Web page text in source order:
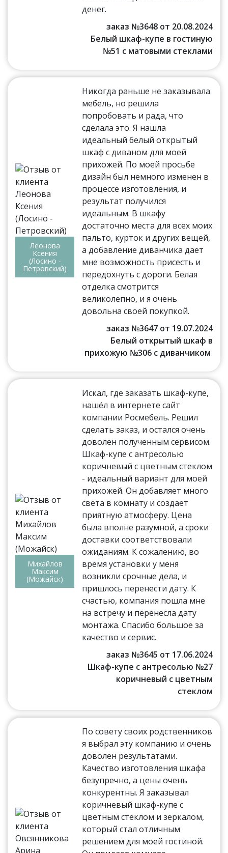
денег.
заказ №3648 от 20.08.2024
Белый шкаф-купе в гостиную
№51 с матовыми стеклами
Леонова
Ксения
(Лосино -
Петровский)
Никогда раньше не заказывала
мебель, но решила
попробовать и рада, что
сделала это. Я нашла
идеальный белый открытый
шкаф с диваном для моей
прихожей. По моей просьбе
дизайн был немного изменен в
процессе изготовления, и
результат получился
идеальным. В шкафу
достаточно места для всех моих
пальто, курток и других вещей,
а добавление диванчика дает
мне возможность присесть и
передохнуть с дороги. Белая
отделка смотрится
великолепно, и я очень
довольна своей покупкой.
заказ №3647 от 19.07.2024
Белый открытый шкаф в
прихожую №306 с диванчиком
Михайлов
Максим
(Можайск)
Искал, где заказать шкаф-купе,
нашёл в интернете сайт
компании Росмебель. Решил
сделать заказ, и остался очень
доволен полученным сервисом.
Шкаф-купе с антресолью
коричневый с цветным стеклом
- идеальный вариант для моей
прихожей. Он добавляет много
света в комнату и создает
приятную атмосферу. Цена
была вполне разумной, а сроки
доставки соответствовали
ожиданиям. К сожалению, во
время установки у меня
возникли срочные дела, и
пришлось перенести дату. К
счастью, компания пошла мне
на встречу и перенесла дату
монтажа. Спасибо большое за
качество и сервис.
заказ №3645 от 17.06.2024
Шкаф-купе с антресолью №27
коричневый с цветным
стеклом
По совету своих родственников
я выбрал эту компанию и очень
доволен результатами.
Качество изготовления шкафа
безупречно, а цены очень
конкурентны. Я заказывал
коричневый шкаф-купе с
цветным стеклом и зеркалом,
который стал отличным
решением для моей гостиной.